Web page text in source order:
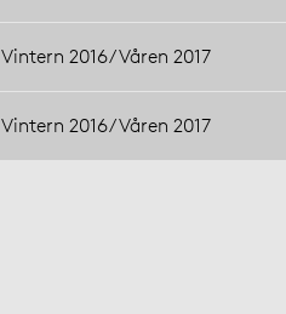
Vintern 2016/Våren 2017
Vintern 2016/Våren 2017